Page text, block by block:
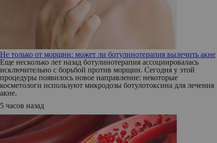
Не только от морщин: может ли ботулинотерапия вылечить акне
Еще несколько лет назад ботулинотерапия ассоциировалась
исключительно с борьбой против морщин. Сегодня у этой
процедуры появилось новое направление: некоторые
косметологи используют микродозы ботулотоксина для лечения
акне.
5 часов назад